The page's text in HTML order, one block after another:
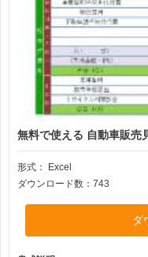
無料で使える 自動車販売
形式：
Excel
ダウンロード数：743
ダ